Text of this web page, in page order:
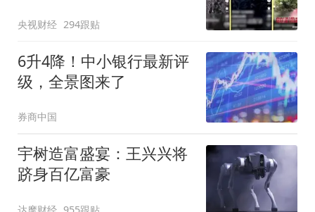
央视财经 294跟贴
6升4降！中小银行最新评
级，全景图来了
券商中国
宇树造富盛宴：王兴兴将
跻身百亿富豪
达摩财经 955跟贴